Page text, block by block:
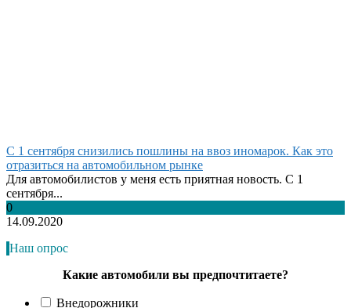
С 1 сентября снизились пошлины на ввоз иномарок. Как это
отразиться на автомобильном рынке
Для автомобилистов у меня есть приятная новость. С 1
сентября...
0
14.09.2020
Наш опрос
Какие автомобили вы предпочтитаете?
Внедорожники